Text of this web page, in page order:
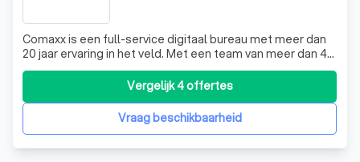
Comaxx is een full-service digitaal bureau met meer dan
20 jaar ervaring in het veld. Met een team van meer dan 40
gespecialiseerde medewerkers, bieden we een breed
scala aan diensten aan, waaronder online marketing,
WordPress maatwerk, Magento 2 webshop ontwikkeling,
en app ontwikkeling. We zijn tr
Vraag beschikbaarheid
Vergelijk 4 offertes